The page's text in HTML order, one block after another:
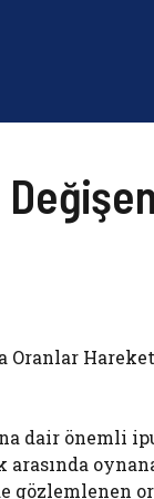
dair önemli